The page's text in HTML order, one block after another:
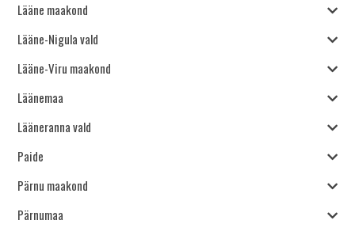
Lääne maakond
Lääne-Nigula vald
Lääne-Viru maakond
Läänemaa
Lääneranna vald
Paide
Pärnu maakond
Pärnumaa